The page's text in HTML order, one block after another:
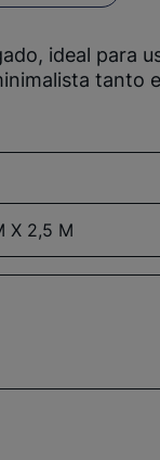
ideal para
tanto
X 2,5 M